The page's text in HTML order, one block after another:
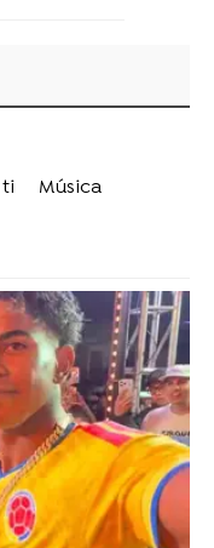
ti
Música